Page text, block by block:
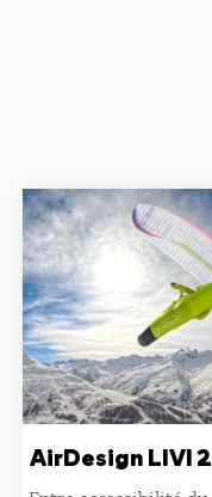
AirDesign LIVI 2